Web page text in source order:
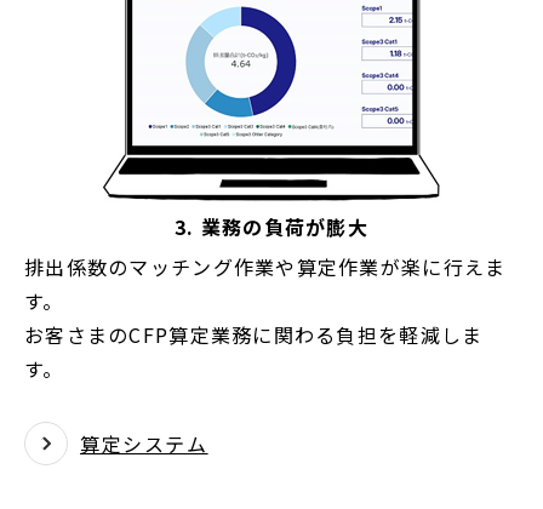
3. 業務の負荷が膨大
排出係数のマッチング作業や算定作業が楽に行えま
す。
お客さまのCFP算定業務に関わる負担を軽減しま
す。
算定システム